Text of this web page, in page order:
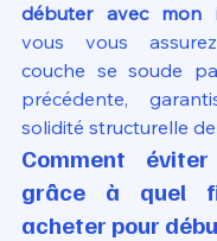
débuter avec mon
vous vous
couche se soude
précédente,
solidité structurelle
Comment
grâce à quel
acheter pour